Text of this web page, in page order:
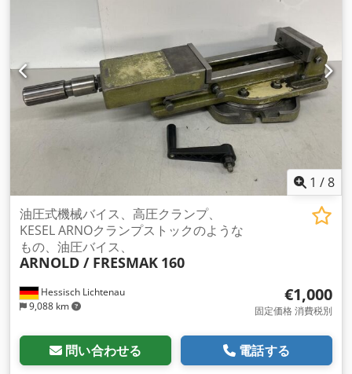
自動温度コントローラー 容器はステンレス鋼、V4A 製 寸法:
2,100 x 880 x 1,300 mm バッグインボックス投与機 Profi: 出
力: 600 l/h 10リットルまでのバッグ 機械（追加）：フルーツ
コンベア / フルーツプレス / ジュース殺菌装置 / ジュース充填
殺菌/充填能力: 600 l/h プレス能力: 1200 kg/h 出力:
1.5kW/48kW Crodpsvcq Dmefx Aqpjf 設備: ウォーターバス/
シャワーおよびチョッパーを備えたフルーツコンベア、パッキ
ングプレスタイプ H65 - 1,200 kg/h、効率 75%、プレスクロス
22 枚、2.33 x 0.84 x 2.06 m。低温殺菌プラント Profi PA SH -
600 l/h、48 kW、2.1 x 0.88 x 1.3 m;ガスバーナー; 投与機 - 計
1 /8
Hessisch Lichtenau
9,088 km
油圧式機械バイス、高圧クランプ、
KESEL ARNOクランプストックのような
もの、油圧バイス、
ARNOLD / FRESMAK 160
€1,000
固定価格 消費税別
問い合わせる 電話する